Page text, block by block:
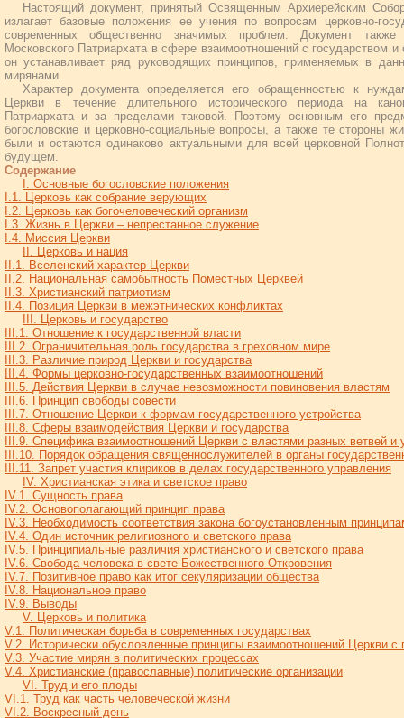
Настоящий документ, принятый Освященным Архиерейским
излагает базовые положения ее учения по вопросам церковно-
современных общественно значимых проблем. Документ
Московского Патриархата в сфере взаимоотношений с государством
он устанавливает ряд руководящих принципов, применяемых в
мирянами.
Характер документа определяется его обращенностью к
Церкви в течение длительного исторического периода на
Патриархата и за пределами таковой. Поэтому основным его
богословские и церковно-социальные вопросы, а также те стороны
были и остаются одинаково актуальными для всей церковной
будущем.
Содержание
I. Основные богословские положения
I.1. Церковь как собрание верующих
I.2. Церковь как богочеловеческий организм
I.3. Жизнь в Церкви – непрестанное служение
I.4. Миссия Церкви
II. Церковь и нация
II.1. Вселенский характер Церкви
II.2. Национальная самобытность Поместных Церквей
II.3. Христианский патриотизм
II.4. Позиция Церкви в межэтнических конфликтах
III. Церковь и государство
III.1. Отношение к государственной власти
III.2. Ограничительная роль государства в греховном мире
III.3. Различие природ Церкви и государства
III.4. Формы церковно-государственных взаимоотношений
III.5. Действия Церкви в случае невозможности повиновения властям
III.6. Принцип свободы совести
III.7. Отношение Церкви к формам государственного устройства
III.8. Сферы взаимодействия Церкви и государства
III.9. Специфика взаимоотношений Церкви с властями разных ветвей и
III.10. Порядок обращения священнослужителей в органы
III.11. Запрет участия клириков в делах государственного управления
IV. Христианская этика и светское право
IV.1. Сущность права
IV.2. Основополагающий принцип права
IV.3. Необходимость соответствия закона богоустановленным
IV.4. Один источник религиозного и светского права
IV.5. Принципиальные различия христианского и светского права
IV.6. Свобода человека в свете Божественного Откровения
IV.7. Позитивное право как итог секуляризации общества
IV.8. Национальное право
IV.9. Выводы
V. Церковь и политика
V.1. Политическая борьба в современных государствах
V.2. Исторически обусловленные принципы взаимоотношений Церкви с
V.3. Участие мирян в политических процессах
V.4. Христианские (православные) политические организации
VI. Труд и его плоды
VI.1. Труд как часть человеческой жизни
VI.2. Воскресный день